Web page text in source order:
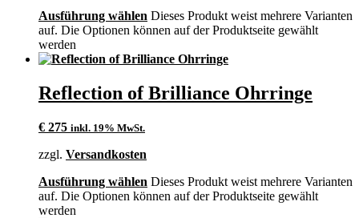
Ausführung wählen Dieses Produkt weist mehrere Varianten
auf. Die Optionen können auf der Produktseite gewählt
werden
Reflection of Brilliance Ohrringe
€ 275 inkl. 19% MwSt.
zzgl. Versandkosten
Ausführung wählen Dieses Produkt weist mehrere Varianten
auf. Die Optionen können auf der Produktseite gewählt
werden